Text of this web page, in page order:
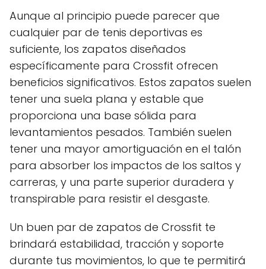
Aunque al principio puede parecer que
cualquier par de tenis deportivas es
suficiente, los zapatos diseñados
específicamente para Crossfit ofrecen
beneficios significativos. Estos zapatos suelen
tener una suela plana y estable que
proporciona una base sólida para
levantamientos pesados. También suelen
tener una mayor amortiguación en el talón
para absorber los impactos de los saltos y
carreras, y una parte superior duradera y
transpirable para resistir el desgaste.
Un buen par de zapatos de Crossfit te
brindará estabilidad, tracción y soporte
durante tus movimientos, lo que te permitirá